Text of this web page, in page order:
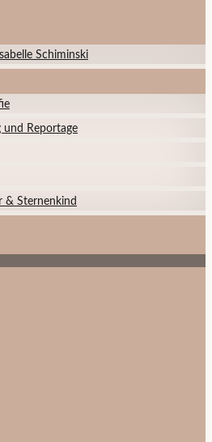
Schiminski
Reportage
& Sternenkind